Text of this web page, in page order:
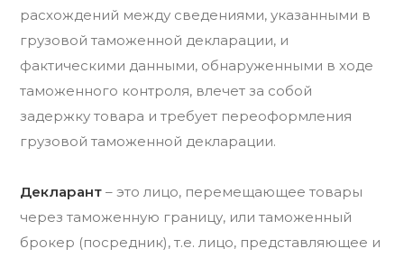
расхождений между сведениями, указанными в
грузовой таможенной декларации, и
фактическими данными, обнаруженными в ходе
таможенного контроля, влечет за собой
задержку товара и требует переоформления
грузовой таможенной декларации.
Декларант – это лицо, перемещающее товары
через таможенную границу, или таможенный
брокер (посредник), т.е. лицо, представляющее и